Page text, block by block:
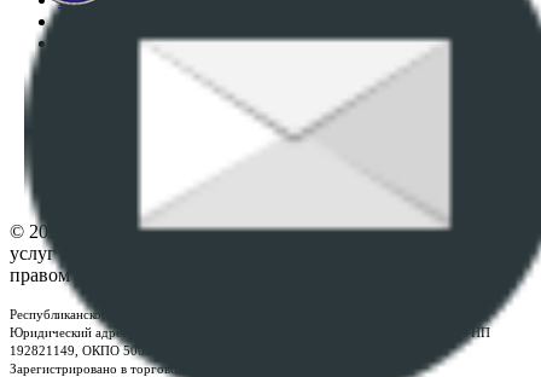
Политика в отношении обработки персональных
ПОЛОЖЕНИЕ О ПОЛИТИКЕ ОБРАБОТКИ COOKIE-
Настройки cookie-файлов
© 2026 Республиканское унитарное предприятие по оказанию
услуг "БелЮрОбеспечение" - Все права защищены авторским
правом
Республиканское унитарное предприятие по оказанию услуг "БелЮрОбеспечение"
Юридический адрес: г. Минск, пр-т. Дзержинского, 1Б, e-mail:
, УНП
192821149, ОКПО 500111895000
Зарегистрировано в торговом реестре Республики Беларусь: